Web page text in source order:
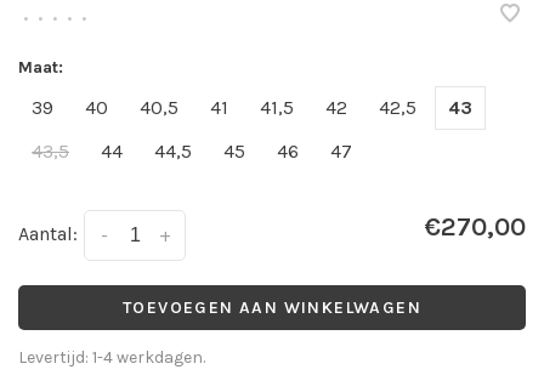
• • • • •
Maat:
39 40 40,5 41 41,5 42 42,5
43
43,5
44 44,5 45 46 47
Aantal: +
- €270,00
TOEVOEGEN AAN WINKELWAGEN
Levertijd: 1-4 werkdagen.